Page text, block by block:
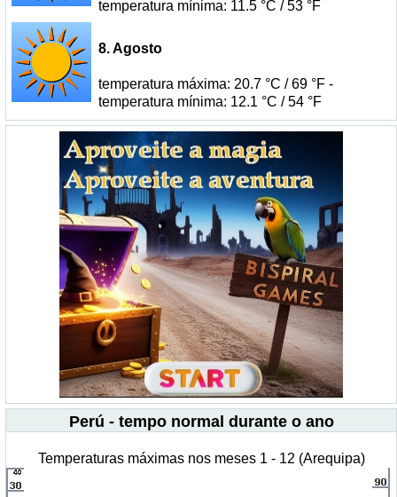
temperatura mínima: 11.5 °C / 53 °F
8. Agosto
temperatura máxima: 20.7 °C / 69 °F -
temperatura mínima: 12.1 °C / 54 °F
Perú - tempo normal durante o ano
Temperaturas máximas nos meses 1 - 12 (Arequipa)